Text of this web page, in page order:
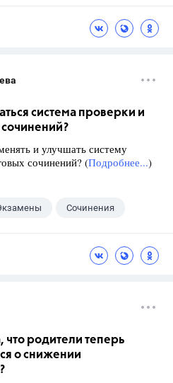
система проверки и
и улучшать систему
сочинений? (Подробнее...)
Сочинения
что родители теперь
о снижении